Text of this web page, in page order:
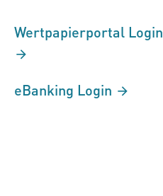
Wertpapierportal Login
eBanking Login